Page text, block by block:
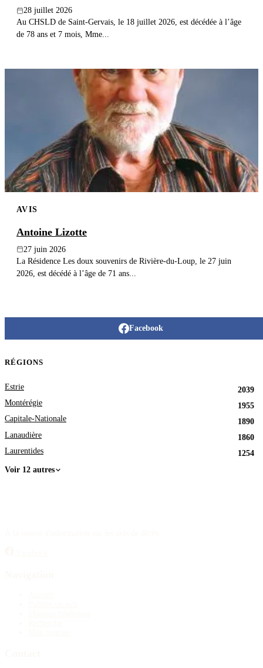
28 juillet 2026
Au CHSLD de Saint-Gervais, le 18 juillet 2026, est décédée à l’âge
de 78 ans et 7 mois, Mme...
AVIS
Antoine Lizotte
27 juin 2026
La Résidence Les doux souvenirs de Rivière-du-Loup, le 27 juin
2026, est décédé à l’âge de 71 ans...
Facebook
RÉGIONS
Estrie
2039
Montérégie
1955
Capitale-Nationale
1890
Lanaudière
1860
Laurentides
1254
Voir 12 autres